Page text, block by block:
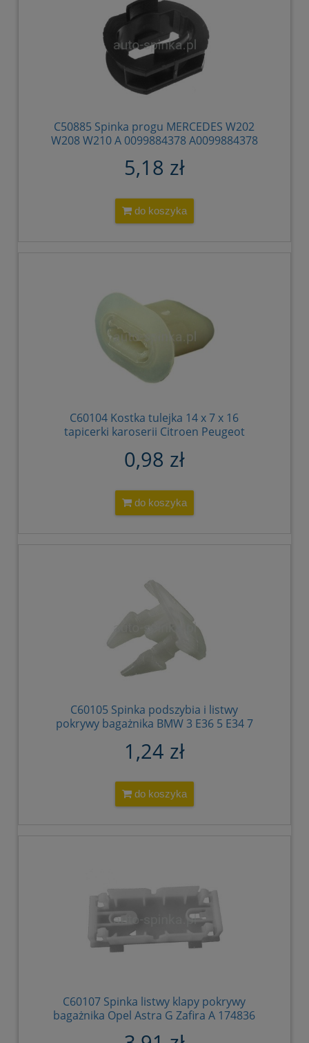
C50885 Spinka progu MERCEDES W202
W208 W210 A 0099884378 A0099884378
5,18 zł
do koszyka
C60104 Kostka tulejka 14 x 7 x 16
tapicerki karoserii Citroen Peugeot
699796 6997.96 16087223 80
7703081185 500389689 9621824880
1608722380 9161907 4501607
0,98 zł
do koszyka
C60105 Spinka podszybia i listwy
pokrywy bagażnika BMW 3 E36 5 E34 7
1,24 zł
do koszyka
C60107 Spinka listwy klapy pokrywy
bagażnika Opel Astra G Zafira A 174836